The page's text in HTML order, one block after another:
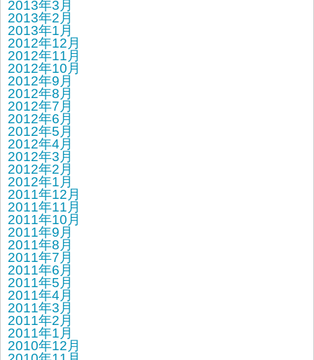
2013年3月
2013年2月
2013年1月
2012年12月
2012年11月
2012年10月
2012年9月
2012年8月
2012年7月
2012年6月
2012年5月
2012年4月
2012年3月
2012年2月
2012年1月
2011年12月
2011年11月
2011年10月
2011年9月
2011年8月
2011年7月
2011年6月
2011年5月
2011年4月
2011年3月
2011年2月
2011年1月
2010年12月